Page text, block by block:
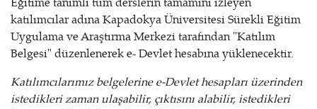
katılımcılar adına Kapadokya Üniversitesi Sürekli Eğitim
Uygulama ve Araştırma Merkezi tarafından "Katılım
Belgesi" düzenlenerek e- Devlet hesabına yüklenecektir.
Katılımcılarımız belgelerine e-Devlet hesapları üzerinden
istedikleri zaman ulaşabilir, çıktısını alabilir, istedikleri